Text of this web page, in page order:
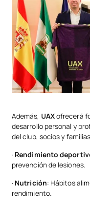
Además, UAXofrecerá
desarrollo personal y
del club, socios y
· Rendimiento
prevención de lesiones.
· Nutrición: Hábitos
rendimiento.